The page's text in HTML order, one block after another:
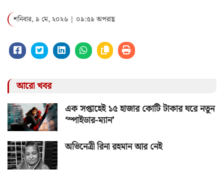
শনিবার, ৯ মে, ২০২৬ | ০৯:৫৯ অপরাহ্ণ
আরো খবর
এক সপ্তাহেই ১৫ হাজার কোটি টাকার ঘরে নতুন
‘স্পাইডার-ম্যান’
অভিনেত্রী রিনা রহমান আর নেই